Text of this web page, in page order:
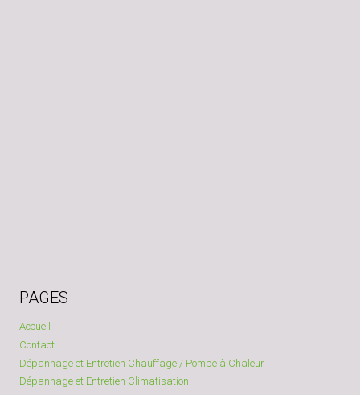
PAGES
Accueil
Contact
Dépannage et Entretien Chauffage / Pompe à Chaleur
Dépannage et Entretien Climatisation